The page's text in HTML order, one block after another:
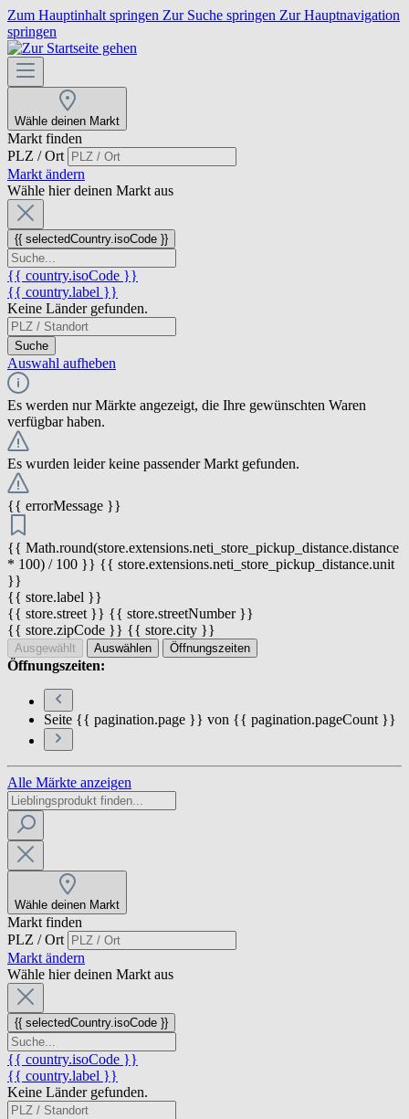
Zum Hauptinhalt springen Zur Suche springen Zur Hauptnavigation
springen
Wähle deinen Markt
Markt finden
PLZ / Ort
Markt ändern
Wähle hier deinen Markt aus
{{ selectedCountry.isoCode }}
{{ country.isoCode }}
{{ country.label }}
Keine Länder gefunden.
Suche
Auswahl aufheben
Es werden nur Märkte angezeigt, die Ihre gewünschten Waren
verfügbar haben.
Es wurden leider keine passender Markt gefunden.
{{ errorMessage }}
{{ Math.round(store.extensions.neti_store_pickup_distance.distance
* 100) / 100 }} {{ store.extensions.neti_store_pickup_distance.unit
}}
{{ store.label }}
{{ store.street }} {{ store.streetNumber }}
{{ store.zipCode }} {{ store.city }}
Ausgewählt Auswählen Öffnungszeiten
Öffnungszeiten:
Seite {{ pagination.page }} von {{ pagination.pageCount }}
Alle Märkte anzeigen
Wähle deinen Markt
Markt finden
PLZ / Ort
Markt ändern
Wähle hier deinen Markt aus
{{ selectedCountry.isoCode }}
{{ country.isoCode }}
{{ country.label }}
Keine Länder gefunden.